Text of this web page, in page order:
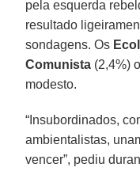
pela esquerda
resultado
sondagens. Os
Comunista (2,4%)
modesto.
“Insubordinados,
ambientalistas,
vencer”, pediu